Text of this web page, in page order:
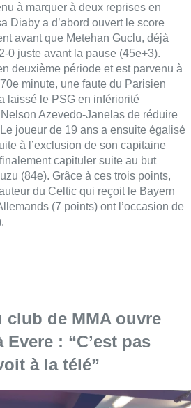
à marquer à deux reprises en
Diaby a d’abord ouvert le score
avant que Metehan Guclu, déjà
0 juste avant la pause (45e+3).
deuxième période et est parvenu à
minute, une faute du Parisien
laissé le PSG en infériorité
Azevedo-Janelas de réduire
Le joueur de 19 ans a ensuite égalisé
à l’exclusion de son capitaine
capituler suite au but
(84e). Grâce à ces trois points,
du Celtic qui reçoit le Bayern
(7 points) ont l’occasion de
club de MMA ouvre
: “C’est pas
à la télé”